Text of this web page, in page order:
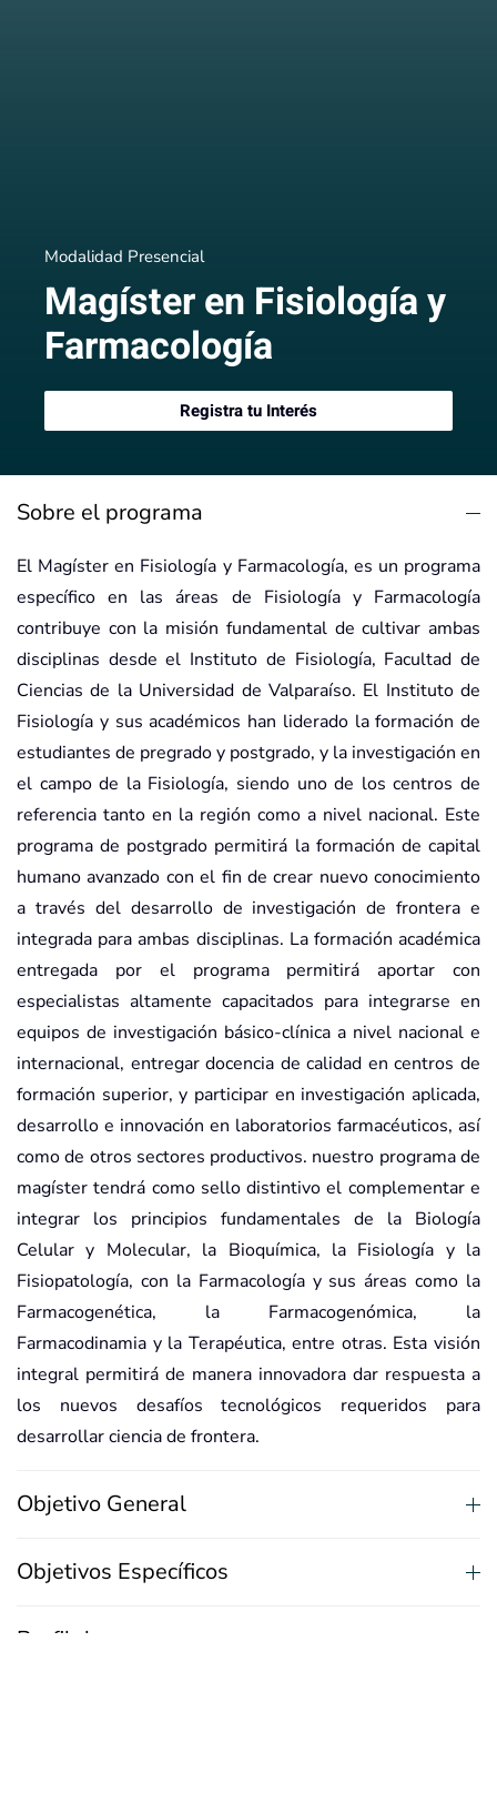
Modalidad Presencial
Magíster en Fisiología y
Farmacología
Registra tu Interés
Sobre el programa
El Magíster en Fisiología y Farmacología, es un programa
específico en las áreas de Fisiología y Farmacología
contribuye con la misión fundamental de cultivar ambas
disciplinas desde el Instituto de Fisiología, Facultad de
Ciencias de la Universidad de Valparaíso. El Instituto de
Fisiología y sus académicos han liderado la formación de
estudiantes de pregrado y postgrado, y la investigación en
el campo de la Fisiología, siendo uno de los centros de
referencia tanto en la región como a nivel nacional. Este
programa de postgrado permitirá la formación de capital
humano avanzado con el fin de crear nuevo conocimiento
a través del desarrollo de investigación de frontera e
integrada para ambas disciplinas. La formación académica
entregada por el programa permitirá aportar con
especialistas altamente capacitados para integrarse en
equipos de investigación básico-clínica a nivel nacional e
internacional, entregar docencia de calidad en centros de
formación superior, y participar en investigación aplicada,
desarrollo e innovación en laboratorios farmacéuticos, así
como de otros sectores productivos. nuestro programa de
magíster tendrá como sello distintivo el complementar e
integrar los principios fundamentales de la Biología
Celular y Molecular, la Bioquímica, la Fisiología y la
Fisiopatología, con la Farmacología y sus áreas como la
Farmacogenética, la Farmacogenómica, la
Farmacodinamia y la Terapéutica, entre otras. Esta visión
integral permitirá de manera innovadora dar respuesta a
los nuevos desafíos tecnológicos requeridos para
desarrollar ciencia de frontera.
Objetivo General
Objetivos Específicos
Perfil de egreso